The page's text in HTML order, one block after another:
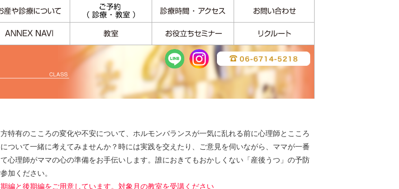
特有のこころの変化や不安について、ホルモンバランスが一気に乱れる前に心理師とこころ
ついて一緒に考えてみませんか？時には実践を交えたり、ご意見を伺いながら、ママが一番
心理師がママの心の準備をお手伝いします。誰におきてもおかしくない「産後うつ」の予防
加ください。
編と後期編をご用意しています。対象月の教室を受講ください